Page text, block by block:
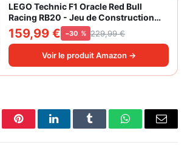
LEGO Technic F1 Oracle Red Bull
Racing RB20 - Jeu de Construction
Collector pour Adulte - Inclut Un
Moteur V6 et Une boîte de Vitesses -
Idée Cadeau pour passionnés de
Formule 1 42206
159,99 € −30 % 229,99 €
Voir le produit Amazon →
PinterestLinkedInTumblr WhatsAppEmail